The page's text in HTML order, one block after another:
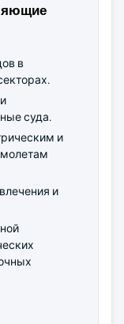
в
суда.
и
и